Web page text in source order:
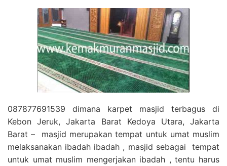
087877691539 dimana karpet masjid terbagus di
Kebon Jeruk, Jakarta Barat Kedoya Utara, Jakarta
Barat – masjid merupakan tempat untuk umat muslim
melaksanakan ibadah ibadah , masjid sebagai tempat
untuk umat muslim mengerjakan ibadah , tentu harus